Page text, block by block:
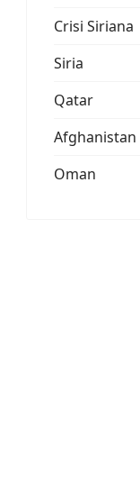
Crisi Siriana
Siria
Qatar
Afghanistan
Oman